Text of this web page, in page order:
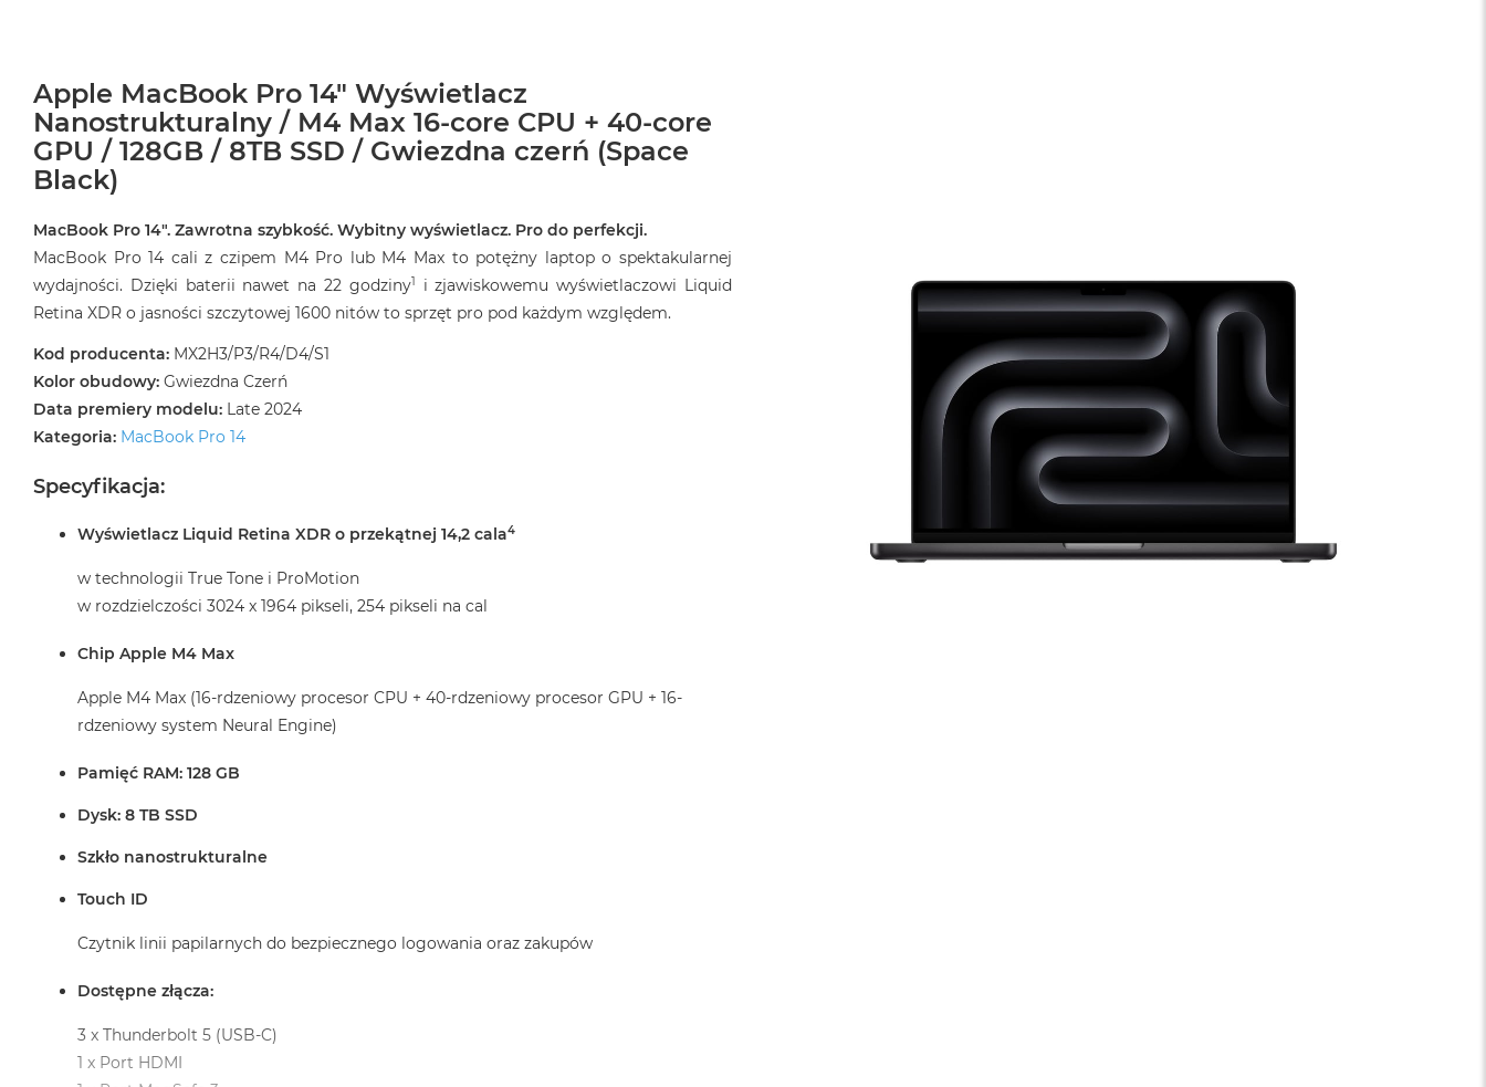
Apple MacBook Pro 14" Wyświetlacz
Nanostrukturalny / M4 Max 16-core CPU + 40-core
GPU / 128GB / 8TB SSD / Gwiezdna czerń (Space
Black)
MacBook Pro 14″. Zawrotna szybkość. Wybitny wyświetlacz. Pro do perfekcji.
MacBook Pro 14 cali z czipem M4 Pro lub M4 Max to potężny laptop o spektakularnej
wydajności. Dzięki baterii nawet na 22 godziny1
i zjawiskowemu wyświetlaczowi Liquid
Retina XDR o jasności szczytowej 1600 nitów to sprzęt pro pod każdym względem.
Kod producenta: MX2H3/P3/R4/D4/S1
Kolor obudowy: Gwiezdna Czerń
Data premiery modelu: Late 2024
Kategoria: MacBook Pro 14
Specyfikacja:
Wyświetlacz Liquid Retina XDR o przekątnej 14,2 cala4
w technologii True Tone i ProMotion
w rozdzielczości 3024 x 1964 pikseli, 254 pikseli na cal
Chip Apple M4 Max
Apple M4 Max (16-rdzeniowy procesor CPU + 40-rdzeniowy procesor GPU + 16-
rdzeniowy system Neural Engine)
Pamięć RAM: 128 GB
Dysk: 8 TB SSD
Szkło nanostrukturalne
Touch ID
Czytnik linii papilarnych do bezpiecznego logowania oraz zakupów
Dostępne złącza:
3 x Thunderbolt 5 (USB-C)
1 x Port HDMI